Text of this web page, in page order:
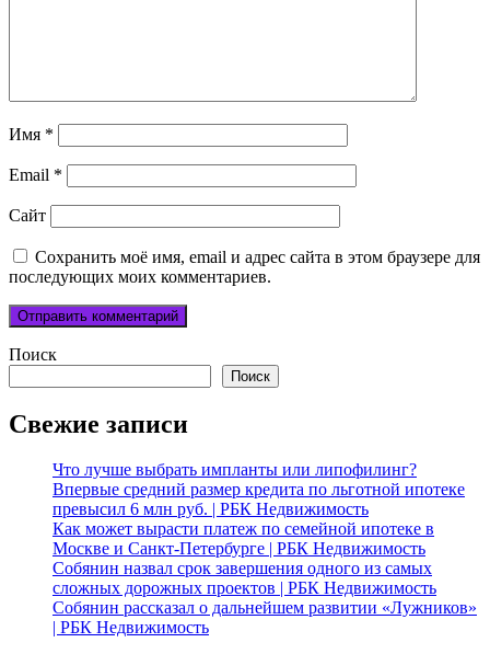
Имя *
Email *
Сайт
Сохранить моё имя, email и адрес сайта в этом браузере для
последующих моих комментариев.
Поиск
Поиск
Свежие записи
Что лучше выбрать импланты или липофилинг?
Впервые средний размер кредита по льготной ипотеке
превысил 6 млн руб. | РБК Недвижимость
Как может вырасти платеж по семейной ипотеке в
Москве и Санкт-Петербурге | РБК Недвижимость
Собянин назвал срок завершения одного из самых
сложных дорожных проектов | РБК Недвижимость
Собянин рассказал о дальнейшем развитии «Лужников»
| РБК Недвижимость